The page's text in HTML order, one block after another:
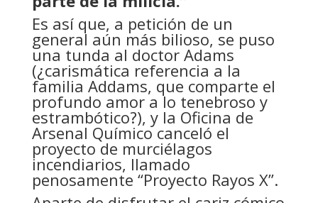
Es así que, a petición de un
general aún más bilioso, se puso
una tunda al doctor Adams
(¿carismática referencia a la
familia Addams, que comparte el
profundo amor a lo tenebroso y
estrambótico?), y la Oficina de
Arsenal Químico canceló el
proyecto de murciélagos
incendiarios, llamado
penosamente “Proyecto Rayos X”.